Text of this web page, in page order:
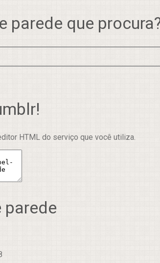
parede que
HTML do serviço que você utiliza.